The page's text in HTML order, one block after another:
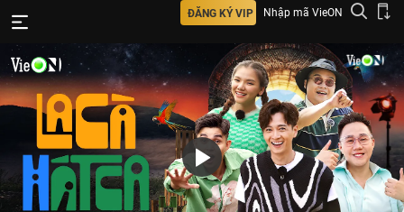
ĐĂNG KÝ VIP Nhập mã VieON